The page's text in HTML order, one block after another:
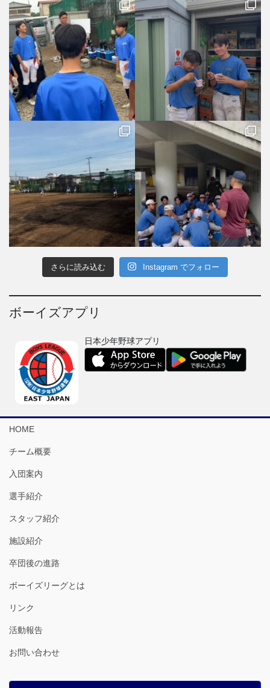
さらに読み込む Instagram でフォロー
ボーイズアプリ
日本少年野球アプリ
HOME
チーム概要
入団案内
選手紹介
スタッフ紹介
施設紹介
卒団後の進路
ボーイズリーグとは
リンク
活動報告
お問い合わせ